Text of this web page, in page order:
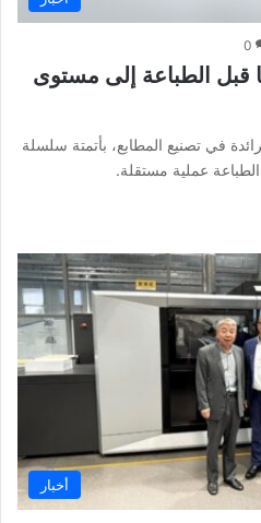
0
قبل الطباعة إلى مستوى
في تصنيع المطابع، بأتمتة سلسلة
الطباعة عملية مستقلة.
أخبار